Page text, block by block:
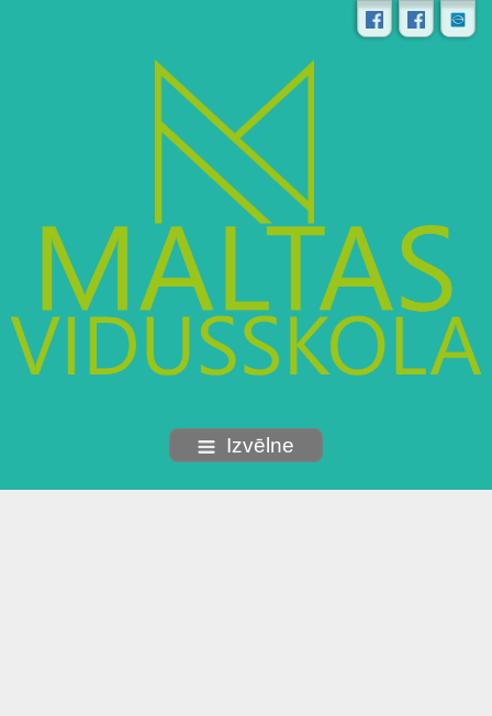
Izvēlne